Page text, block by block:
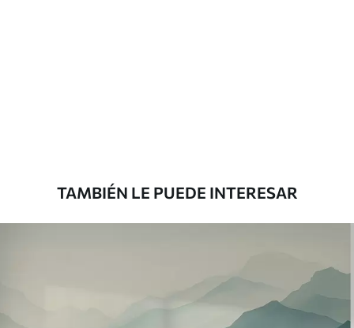
Vinilo Premium
48.3329.00$/m²
TAMBIÉN LE PUEDE INTERESAR